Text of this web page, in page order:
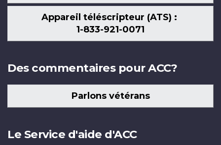
Appareil téléscripteur (ATS) :
1-833-921-0071
Des commentaires pour ACC?
Parlons vétérans
Le Service d'aide d'ACC